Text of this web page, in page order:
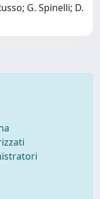
G. Spinelli; D.